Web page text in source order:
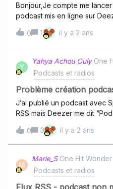
Bonjour,Je compte me
podcast mis en ligne sur
fichiers audios publiés sur
seront-ils téléchargé
?Merci.
0 1 il y a 2 ans
Y
Yahya Achou Ouiy One
Podcasts et radios
Problème création
J’ai publié un podcast avec
RSS mais Deezer me dit
flux RSS est le bon. Que faire ?
https://anchor.fm/s/ecc30518/
0 3 il y a 2 ans
M
Marie_S One Hit Wonder
Podcasts et radios